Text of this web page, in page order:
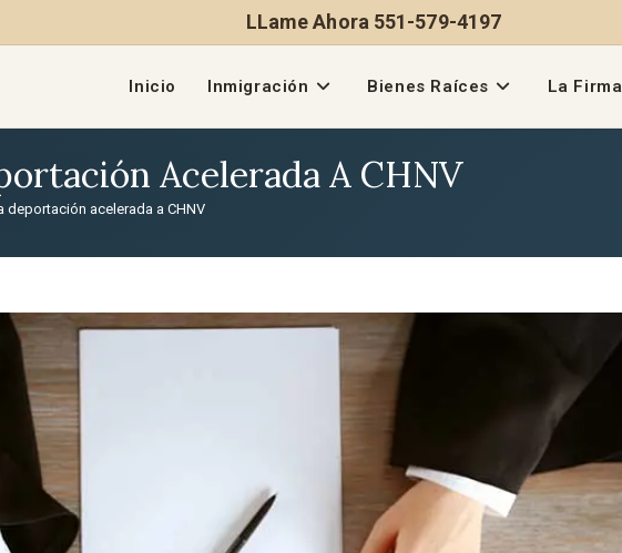
LLame Ahora 551-579-4197
Inicio Inmigración Bienes Raíces La Firma
Acelerada A CHNV
deportación acelerada a CHNV